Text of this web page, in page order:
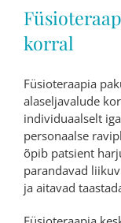
korral
Füsioteraapia
alaseljavalude
individuaalselt
personaalse
õpib patsient
parandavad
ja aitavad